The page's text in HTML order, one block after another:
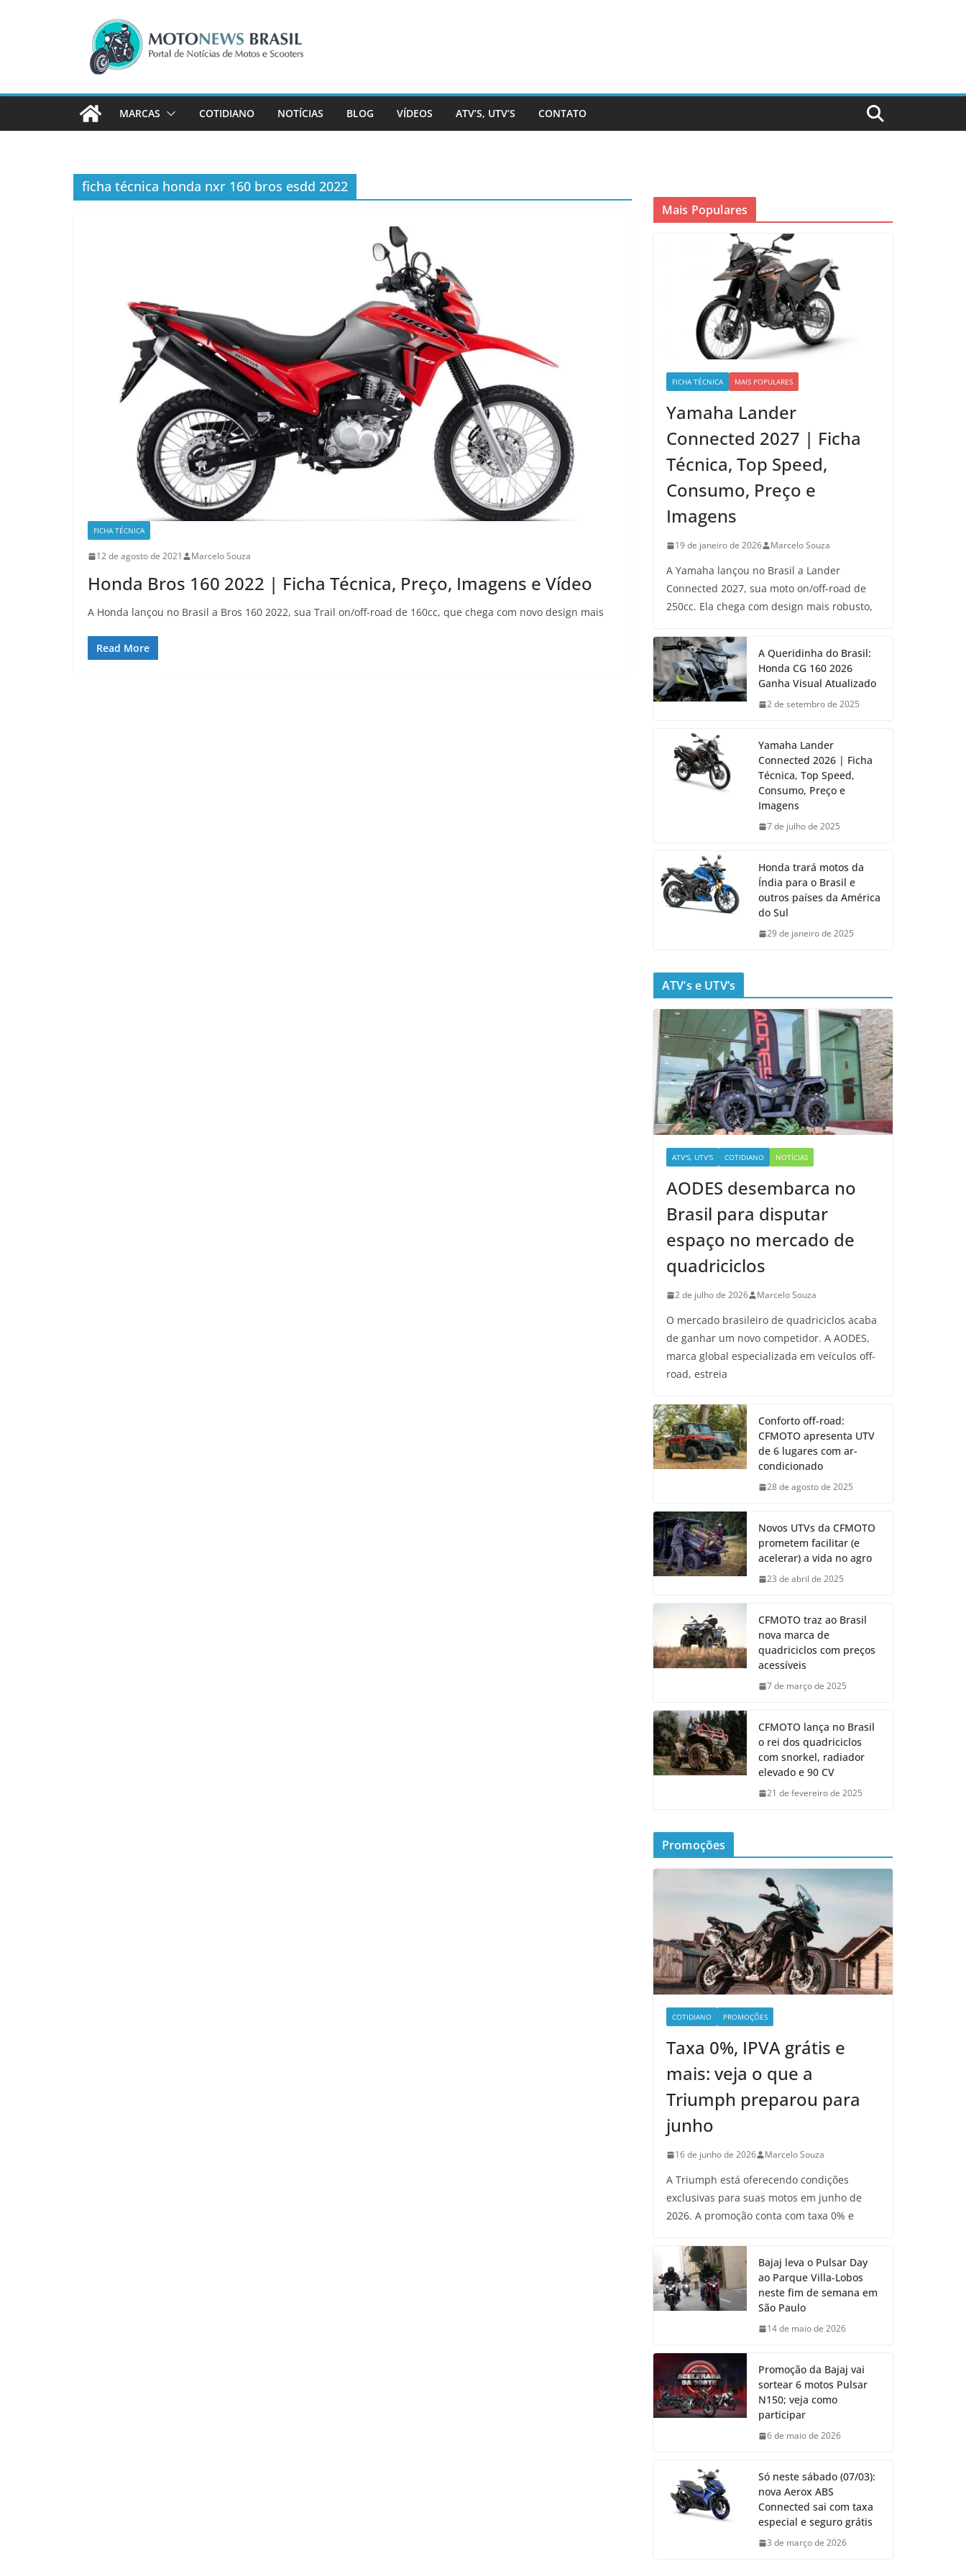
MARCAS COTIDIANO NOTÍCIAS BLOG VÍDEOS ATV’S, UTV’S CONTATO
ficha técnica honda nxr 160 bros esdd 2022
FICHA TÉCNICA
12 de agosto de 2021 Marcelo Souza
Honda Bros 160 2022 | Ficha Técnica, Preço, Imagens e Vídeo
A Honda lançou no Brasil a Bros 160 2022, sua Trail on/off-road de 160cc, que chega com novo design mais
Read More
Mais Populares
FICHA TÉCNICA MAIS POPULARES
Yamaha Lander
Connected 2027 | Ficha
Técnica, Top Speed,
Consumo, Preço e
Imagens
19 de janeiro de 2026 Marcelo Souza
A Yamaha lançou no Brasil a Lander
Connected 2027, sua moto on/off-road de
250cc. Ela chega com design mais robusto,
A Queridinha do Brasil:
Honda CG 160 2026
Ganha Visual Atualizado
2 de setembro de 2025
Yamaha Lander
Connected 2026 | Ficha
Técnica, Top Speed,
Consumo, Preço e
Imagens
7 de julho de 2025
Honda trará motos da
Índia para o Brasil e
outros países da América
do Sul
29 de janeiro de 2025
ATV’s e UTV’s
ATV'S, UTV'S COTIDIANO NOTÍCIAS
AODES desembarca no
Brasil para disputar
espaço no mercado de
quadriciclos
2 de julho de 2026 Marcelo Souza
O mercado brasileiro de quadriciclos acaba
de ganhar um novo competidor. A AODES,
marca global especializada em veículos off-
road, estreia
Conforto off-road:
CFMOTO apresenta UTV
de 6 lugares com ar-
condicionado
28 de agosto de 2025
Novos UTVs da CFMOTO
prometem facilitar (e
acelerar) a vida no agro
23 de abril de 2025
CFMOTO traz ao Brasil
nova marca de
quadriciclos com preços
acessíveis
7 de março de 2025
CFMOTO lança no Brasil
o rei dos quadriciclos
com snorkel, radiador
elevado e 90 CV
21 de fevereiro de 2025
Promoções
COTIDIANO PROMOÇÕES
Taxa 0%, IPVA grátis e
mais: veja o que a
Triumph preparou para
junho
16 de junho de 2026 Marcelo Souza
A Triumph está oferecendo condições
exclusivas para suas motos em junho de
2026. A promoção conta com taxa 0% e
Bajaj leva o Pulsar Day
ao Parque Villa-Lobos
neste fim de semana em
São Paulo
14 de maio de 2026
Promoção da Bajaj vai
sortear 6 motos Pulsar
N150; veja como
participar
6 de maio de 2026
Só neste sábado (07/03):
nova Aerox ABS
Connected sai com taxa
especial e seguro grátis
3 de março de 2026